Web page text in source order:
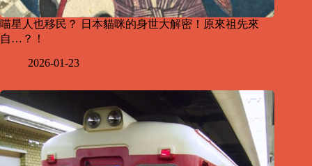
喵星人也移民？ 日本貓咪的身世大解密！原來祖先來
自…？！
2026-01-23